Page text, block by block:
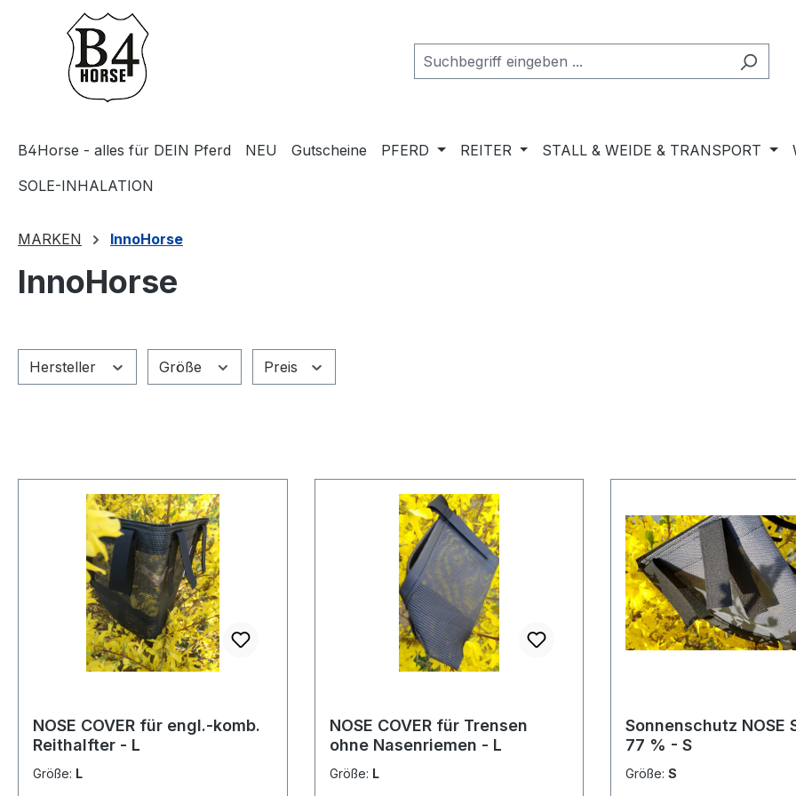
Hauptinhalt springen
Zur Suche springen
Zur Hauptnavigation springen
B4Horse - alles für DEIN Pferd NEU Gutscheine PFERD REITER STALL & WEIDE & TRANSPORT
SOLE-INHALATION
MARKEN InnoHorse
InnoHorse
Hersteller Größe Preis
NOSE COVER für engl.-komb.
Reithalfter - L
Größe: L
NOSE COVER für Trensen
ohne Nasenriemen - L
Größe: L
Sonnenschutz NOSE
77 % - S
Größe: S